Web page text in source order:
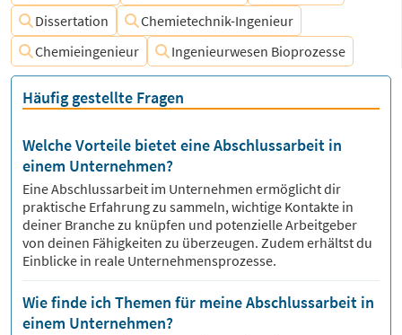
Dissertation
Chemietechnik-Ingenieur
Chemieingenieur
Ingenieurwesen Bioprozesse
Häufig gestellte Fragen
Welche Vorteile bietet eine Abschlussarbeit in
einem Unternehmen?
Eine Abschlussarbeit im Unternehmen ermöglicht dir
praktische Erfahrung zu sammeln, wichtige Kontakte in
deiner Branche zu knüpfen und potenzielle Arbeitgeber
von deinen Fähigkeiten zu überzeugen. Zudem erhältst du
Einblicke in reale Unternehmensprozesse.
Wie finde ich Themen für meine Abschlussarbeit in
einem Unternehmen?